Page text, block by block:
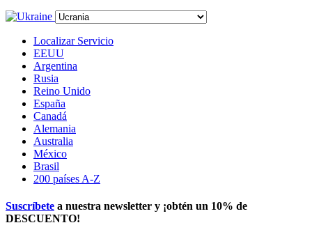
Localizar Servicio
EEUU
Argentina
Rusia
Reino Unido
España
Canadá
Alemania
Australia
México
Brasil
200 países A-Z
Suscríbete a nuestra newsletter y ¡obtén un 10% de
DESCUENTO!